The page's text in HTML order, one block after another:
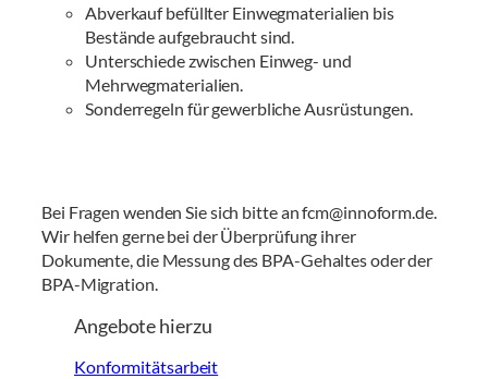
Abverkauf befüllter Einwegmaterialien bis
Bestände aufgebraucht sind.
Unterschiede zwischen Einweg- und
Mehrwegmaterialien.
Sonderregeln für gewerbliche Ausrüstungen.
Bei Fragen wenden Sie sich bitte an fcm@innoform.de.
Wir helfen gerne bei der Überprüfung ihrer
Dokumente, die Messung des BPA-Gehaltes oder der
BPA-Migration.
Angebote hierzu
Konformitätsarbeit